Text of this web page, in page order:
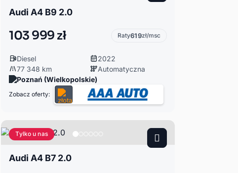
Audi A4 B9 2.0
103 999 zł Raty619zł/msc
Diesel
2022
77 348 km
Automatyczna
Poznań (Wielkopolskie)
Zobacz oferty:
Tylko u nas
Audi A4 B7 2.0